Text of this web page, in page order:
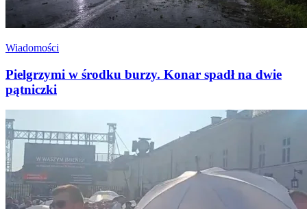
Wiadomości
Pielgrzymi w środku burzy. Konar spadł na dwie
pątniczki